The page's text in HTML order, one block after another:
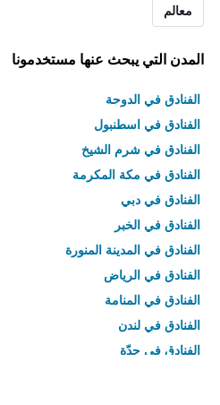
معالم
المدن التي يبحث عنها مستخدمونا
الفنادق في الدوحة
الفنادق في اسطنبول
الفنادق في شرم الشيخ
الفنادق في مكة المكرمة
الفنادق في دبي
الفنادق في الخبر
الفنادق في المدينة المنورة
الفنادق في الرياض
الفنادق في المنامة
الفنادق في لندن
الفنادق في جدّة